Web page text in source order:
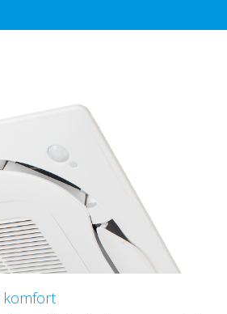
komfort